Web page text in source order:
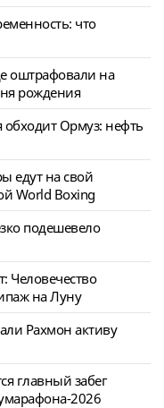
что
оштрафовали на
рождения
обходит Ормуз: нефть
едут на свой
World Boxing
подешевело
Человечество
на Луну
Рахмон активу
главный забег
2026